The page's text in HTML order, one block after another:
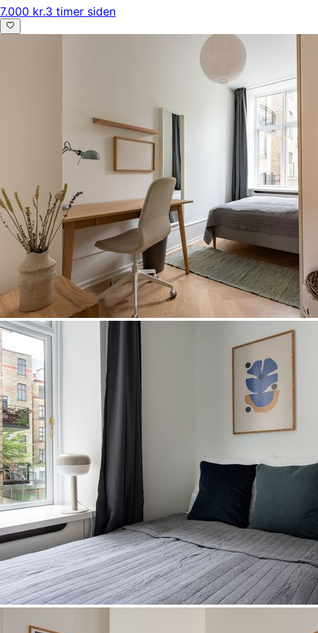
7.000 kr.3 timer siden